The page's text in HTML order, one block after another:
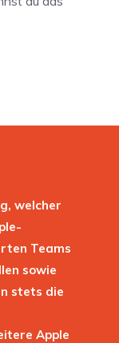
welcher
Teams
sowie
stets die
Apple